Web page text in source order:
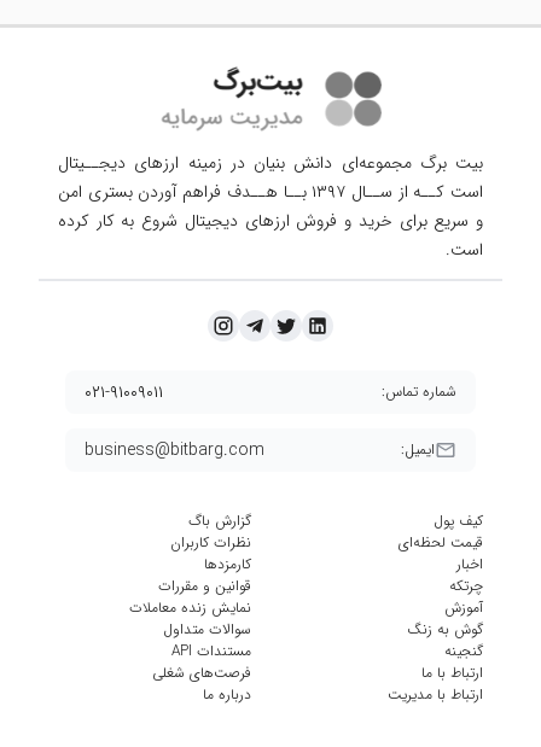
بیت برگ مجموعه‌ای دانش بنیان در زمینه ارزهای دیجــیتال
است کــه از ســال ۱۳۹۷ بــا هــدف فراهم آوردن
بستری امن
و سریع برای خرید و فروش ارزهای دیجیتال شروع به کار کرده
است.
ایمیل: business@bitbarg.com
شماره تماس: ۰۲۱-۹۱۰۰۹۰۱۱
کیف پول
قیمت لحظه‌ای
اخبار
چرتکه
آموزش
گوش به زنگ
گنجینه
ارتباط با ما
ارتباط با مدیریت
گزارش باگ
نظرات کاربران
کارمزد‌ها
قوانین و مقررات
نمایش زنده معاملات
سوالات متداول
مستندات API
فرصت‌های شغلی
درباره ما